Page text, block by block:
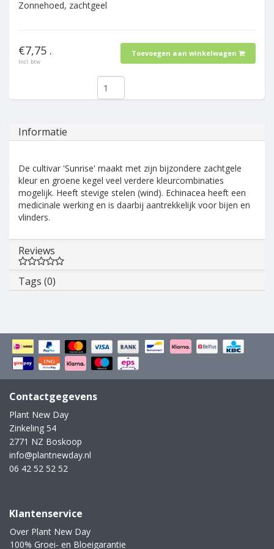
Zonnehoed, zachtgeel
€7,75 .
Incl. btw
Toevoegen aan winkelwagen
Informatie
De cultivar 'Sunrise' maakt met zijn bijzondere zachtgele
kleur en groene kegel veel verdere kleurcombinaties
mogelijk. Heeft stevige stelen (wind). Echinacea heeft een
medicinale werking en is daarbij aantrekkelijk voor bijen en
vlinders.
Reviews
Tags (0)
Contactgegevens
Plant New Day
Zinkeling 54
2771 NZ Boskoop
info@plantnewday.nl
06 42 52 52 52
Klantenservice
Over Plant New Day
100% Groei- en Bloeigarantie